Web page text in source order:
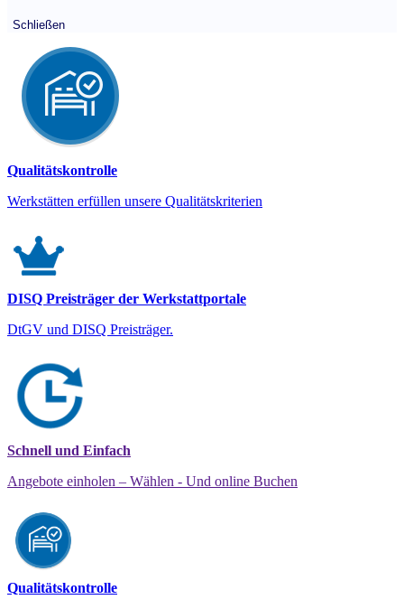
Schließen
Qualitätskontrolle
Werkstätten erfüllen unsere Qualitätskriterien
DISQ Preisträger der Werkstattportale
DtGV und DISQ Preisträger.
Schnell und Einfach
Angebote einholen – Wählen - Und online Buchen
Qualitätskontrolle